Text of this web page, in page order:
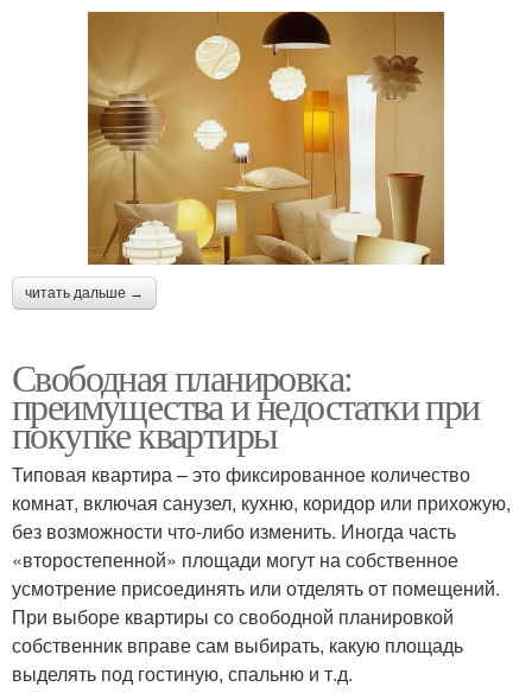
читать дальше →
Свободная планировка:
преимущества и недостатки при
покупке квартиры
Типовая квартира – это фиксированное количество
комнат, включая санузел, кухню, коридор или прихожую,
без возможности что-либо изменить. Иногда часть
«второстепенной» площади могут на собственное
усмотрение присоединять или отделять от помещений.
При выборе квартиры со свободной планировкой
собственник вправе сам выбирать, какую площадь
выделять под гостиную, спальню и т.д.